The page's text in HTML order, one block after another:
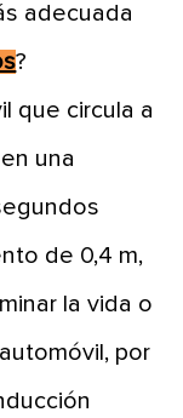
adecuada
?
que circula a
una
de 0,4 m,
la vida o
por